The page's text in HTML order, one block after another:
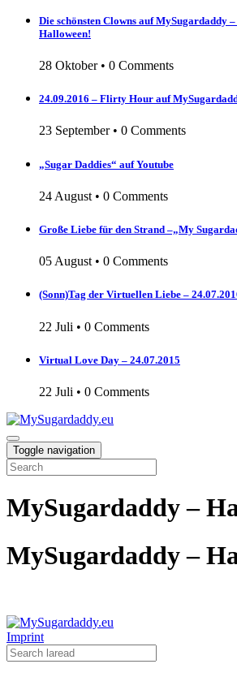
Die schönsten Clowns auf MySugardaddy
Halloween!
28 Oktober• 0 Comments
24.09.2016 – Flirty Hour auf
23 September• 0 Comments
„Sugar Daddies“ auf Youtube
24 August • 0 Comments
Große Liebe für den Strand –„My
05 August • 0 Comments
(Sonn)Tag der Virtuellen Liebe –
22 Juli • 0 Comments
Virtual Love Day – 24.07.2015
22 Juli • 0 Comments
Toggle navigation
MySugardaddy –
MySugardaddy –
Imprint